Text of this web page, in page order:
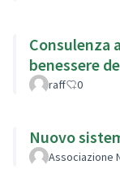
Consulenza
benessere
raff 0
Nuovo
Associazione